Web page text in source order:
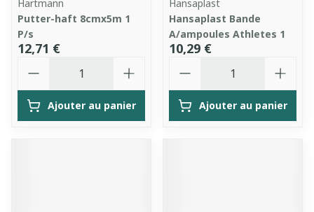
Hartmann
Putter-haft 8cmx5m 1
P/s
12,71 €
Ajouter au panier
Hansaplast
Hansaplast Bande
A/ampoules Athletes 1
10,29 €
Ajouter au panier